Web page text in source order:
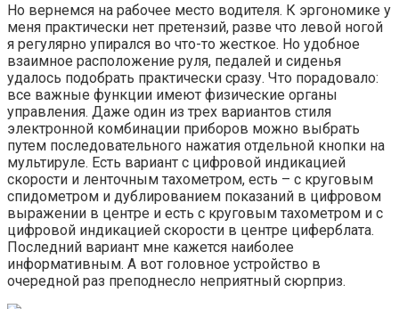
Но вернемся на рабочее место водителя. К эргономике у
меня практически нет претензий, разве что левой ногой
я регулярно упирался во что-то жесткое. Но удобное
взаимное расположение руля, педалей и сиденья
удалось подобрать практически сразу. Что порадовало:
все важные функции имеют физические органы
управления. Даже один из трех вариантов стиля
электронной комбинации приборов можно выбрать
путем последовательного нажатия отдельной кнопки на
мультируле. Есть вариант с цифровой индикацией
скорости и ленточным тахометром, есть – с круговым
спидометром и дублированием показаний в цифровом
выражении в центре и есть с круговым тахометром и с
цифровой индикацией скорости в центре циферблата.
Последний вариант мне кажется наиболее
информативным. А вот головное устройство в
очередной раз преподнесло неприятный сюрприз.